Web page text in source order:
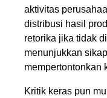
aktivitas
distribusi hasil
retorika jika tidak
menunjukkan
mempertontonkan
Kritik keras pun